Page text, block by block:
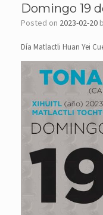
Domingo 19
Posted on 2023-02-20
Día Matlactli Huan Yei